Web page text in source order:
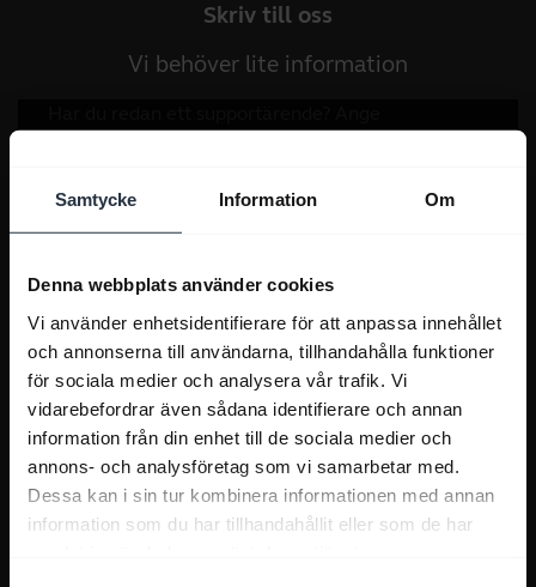
Samtycke Information Om
Denna webbplats använder cookies
Vi använder enhetsidentifierare för att anpassa innehållet
och annonserna till användarna, tillhandahålla funktioner
för sociala medier och analysera vår trafik. Vi
vidarebefordrar även sådana identifierare och annan
information från din enhet till de sociala medier och
annons- och analysföretag som vi samarbetar med.
Dessa kan i sin tur kombinera informationen med annan
information som du har tillhandahållit eller som de har
Skriv till oss
Vi behöver lite information